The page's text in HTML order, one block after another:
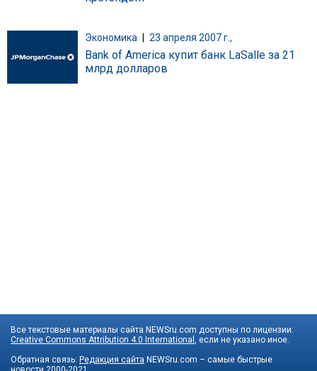
Экономика 23 апреля 2007 г.,
Bank of America купит банк LaSalle за 21
млрд долларов
Все текстовые материалы сайта NEWSru.com доступны по лицензии:
Creative Commons Attribution 4.0 International , если не указано иное.
Обратная связь: Редакция сайта NEWSru.com – самые быстрые